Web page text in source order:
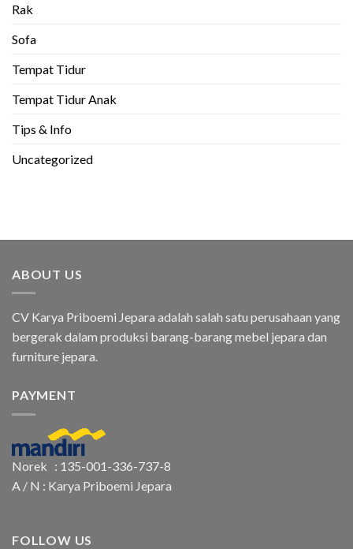
Rak
Sofa
Tempat Tidur
Tempat Tidur Anak
Tips & Info
Uncategorized
ABOUT US
CV Karya Priboemi Jepara adalah salah satu perusahaan yang
bergerak dalam produksi barang-barang mebel jepara dan
furniture jepara.
PAYMENT
Norek : 135-001-336-737-8
A / N : Karya Priboemi Jepara
FOLLOW US